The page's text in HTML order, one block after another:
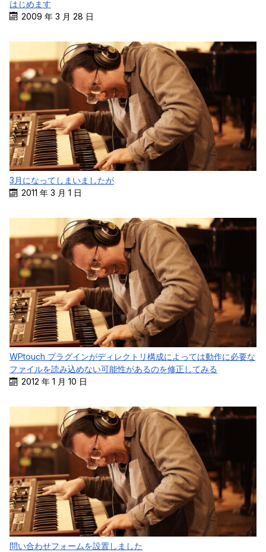
はじめます
2009 年 3 月 28 日
3月になってしまいましたが
2011 年 3 月 1 日
WPtouch プラグインがディレクトリ構成によっては動作に必要な
ファイルを読み込めない可能性があるのを修正してみる
2012 年 1 月 10 日
問い合わせフォームを設置しました